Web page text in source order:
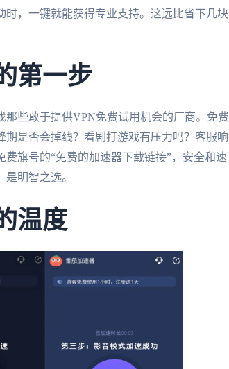
，一键就能获得专业支持。这远比省下几块
第一步
些敢于提供VPN免费试用机会的厂商。免费
是否会掉线？看剧打游戏有压力吗？客服响
旗号的“免费的加速器下载链接”，安全和速
明智之选。
温度